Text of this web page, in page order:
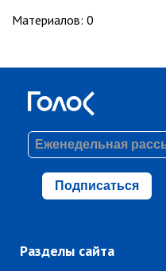
Материалов: 0
Подписаться
Разделы сайта